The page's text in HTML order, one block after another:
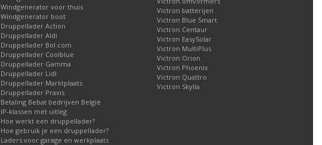
Windgenerator voor thuis
Windgenerator boot
Druppellader Action
Druppellader Aldi
Druppellader Bol.com
Druppellader Coolblue
Druppellader Gamma
Druppellader Lidl
Druppellader Marktplaats
Druppellader Praxis
Betaling Bebat bedrijven België
IP-klassen met uitleg
Hoe werkt een druppellader?
Hoe gebruik je een druppellader?
Laders voor garage en werkplaats
Victron batterijen
Victron Blue Smart
Victron Centaur
Victron EasySolar
Victron MultiPlus
Victron Orion
Victron Phoenix
Victron Quattro
Victron Skylla